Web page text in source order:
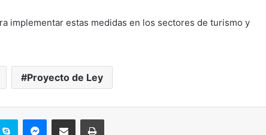
implementar estas medidas en los sectores de turismo y
Proyecto de Ley
Skype MessengerCompartir por correo electrónicoImprimir